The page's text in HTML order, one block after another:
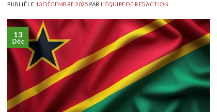
PUBLIÉ LE 13 DÉCEMBRE 2025 PARL'ÉQUIPE DE REDACTION
13
Déc